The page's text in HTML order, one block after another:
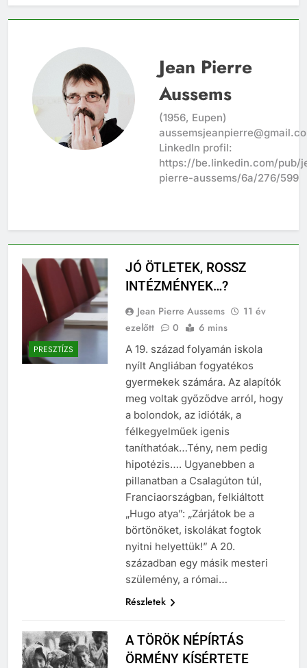
Jean Pierre
Aussems
(1956, Eupen)
LinkedIn profil:
https://be.linkedin.com/pub/
pierre-aussems/6a/276/599
PRESZTÍZS
JÓ ÖTLETEK, ROSSZ
INTÉZMÉNYEK…?
Jean Pierre Aussems
11 év
ezelőtt
0 6 mins
A 19. század folyamán iskola
nyílt Angliában fogyatékos
gyermekek számára. Az alapítók
meg voltak győződve arról, hogy
a bolondok, az idióták, a
félkegyelműek igenis
taníthatóak…Tény, nem pedig
hipotézis…. Ugyanebben a
pillanatban a Csalagúton túl,
Franciaországban, felkiáltott
„Hugo atya”: „Zárjátok be a
börtönöket, iskolákat fogtok
nyitni helyettük!” A 20.
században egy másik mesteri
szülemény, a római…
Részletek
A TÖRÖK NÉPÍRTÁS
ÖRMÉNY KÍSÉRTETE